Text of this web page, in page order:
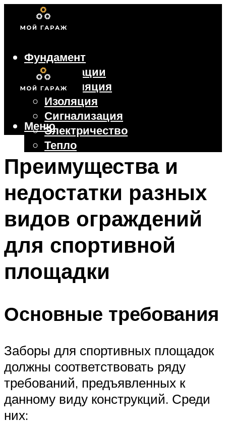
Фундамент
Коммуникации
Вентиляция
Изоляция
Сигнализация
Электричество
Тепло
Крыша
Ворота
Меню
Меню
Преимущества и
недостатки разных
видов ограждений
для спортивной
площадки
Основные требования
Заборы для спортивных площадок
должны соответствовать ряду
требований, предъявленных к
данному виду конструкций. Среди
них: